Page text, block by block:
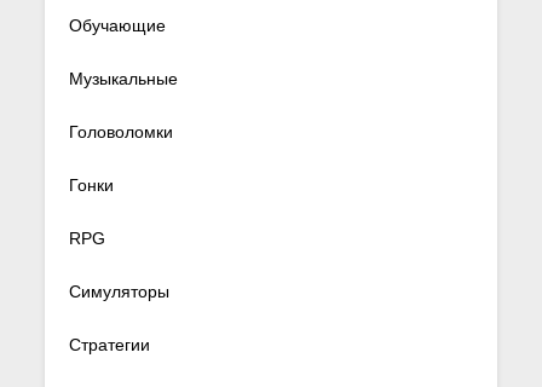
Обучающие
Музыкальные
Головоломки
Гонки
RPG
Симуляторы
Стратегии